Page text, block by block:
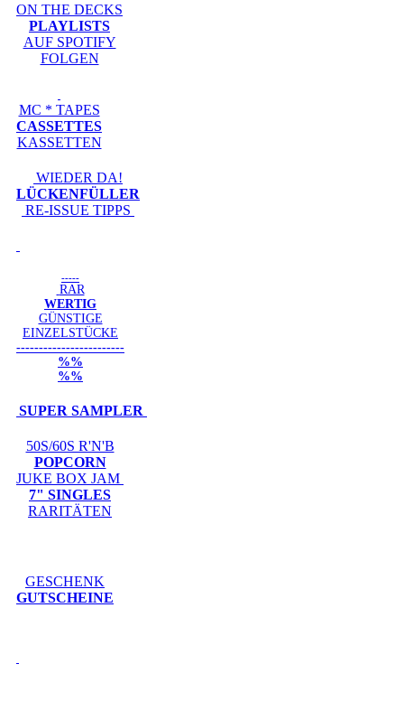
ON THE DECKS
PLAYLISTS
AUF SPOTIFY
FOLGEN
MC * TAPES
CASSETTES
KASSETTEN
WIEDER DA!
LÜCKENFÜLLER
RE-ISSUE TIPPS
-----
RAR
WERTIG
GÜNSTIGE
EINZELSTÜCKE
------------------------
%%
%%
SUPER SAMPLER
50S/60S R'N'B
POPCORN
JUKE BOX JAM
7" SINGLES
RARITÄTEN
GESCHENK
GUTSCHEINE